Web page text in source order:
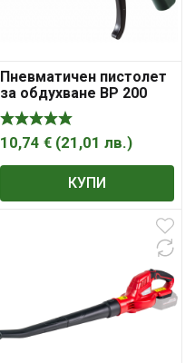
Пневматичен пистолет
за обдухване BP 200
10,74 € (21,01 лв.)
КУПИ